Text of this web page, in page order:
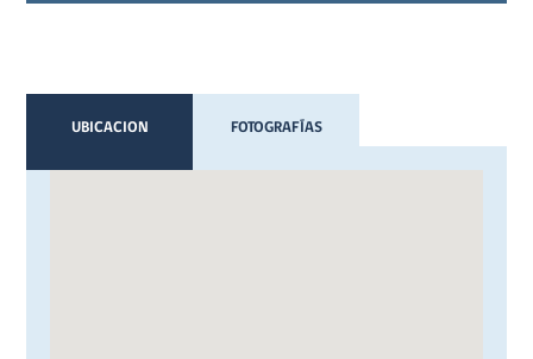
UBICACION FOTOGRAFÍAS